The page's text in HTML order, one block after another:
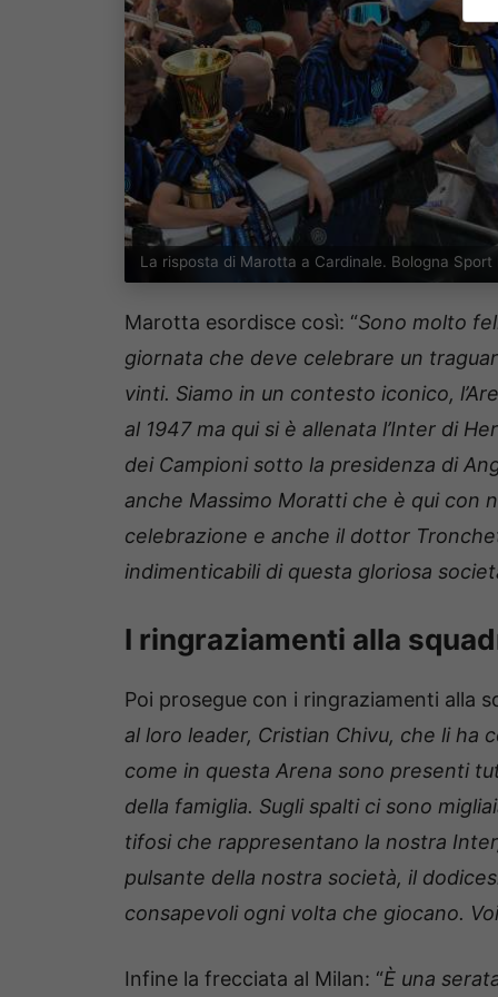
La risposta di Marotta a Cardinale. Bologna
Marotta esordisce così: “Sono molto
giornata che deve celebrare un
vinti. Siamo in un contesto iconico,
al 1947 ma qui si è allenata l’Inter di
dei Campioni sotto la presidenza di
anche Massimo Moratti che è qui con
celebrazione e anche il dottor
indimenticabili di questa gloriosa
I ringraziamenti alla
Poi prosegue con i ringraziamenti alla
al loro leader, Cristian Chivu, che li
come in questa Arena sono presenti
della famiglia. Sugli spalti ci sono
tifosi che rappresentano la nostra
pulsante della nostra società, il
consapevoli ogni volta che giocano.
Infine la frecciata al Milan: “È una